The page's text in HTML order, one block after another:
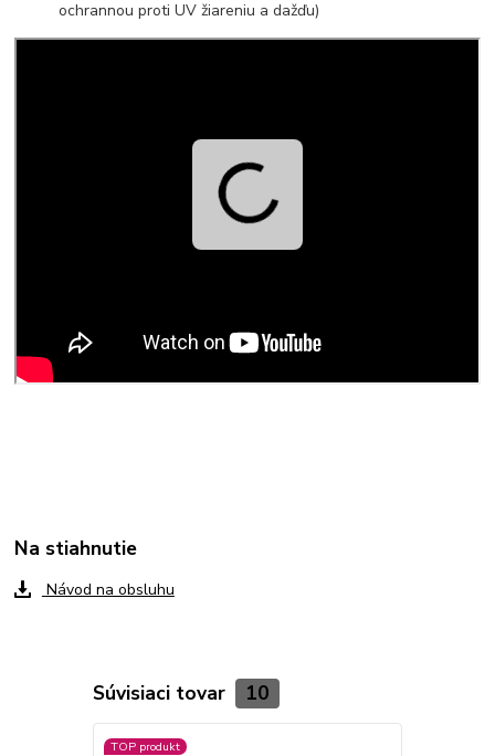
ochrannou proti UV žiareniu a dažďu)
Na stiahnutie
Návod na obsluhu
Súvisiaci tovar 10
TOP produkt